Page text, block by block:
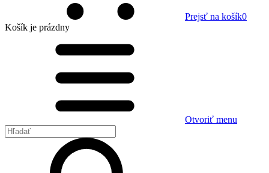
Prejsť na košík0
Košík je prázdny
Otvoriť menu